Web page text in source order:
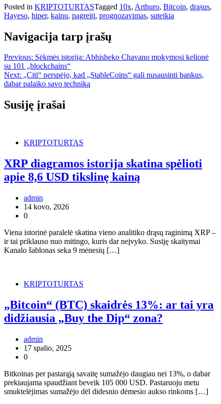
Posted in KRIPTOTURTASTagged 10x, Arthuro, Bitcoin, drąsus,
Hayeso, hiper, kainų, pagreitį, prognozavimas, suteikia
Navigacija tarp įrašų
Previous: Sėkmės istorija: Abhisheko Chavano mokymosi kelionė
su 101 „blockchains“
Next: „Citi“ perspėjo, kad „StableCoins“ gali nusausinti bankus,
dabar palaiko savo techniką
Susiję įrašai
KRIPTOTURTAS
XRP diagramos istorija skatina spėlioti
apie 8,6 USD tikslinę kainą
admin
14 kovo, 2026
0
Viena istorinė paralelė skatina vieno analitiko drąsų raginimą XRP –
ir tai priklauso nuo mitingo, kuris dar neįvyko. Susiję skaitymai
Kanalo šablonas seka 9 mėnesių […]
KRIPTOTURTAS
„Bitcoin“ (BTC) skaidrės 13%: ar tai yra
didžiausia „Buy the Dip“ zona?
admin
17 spalio, 2025
0
Bitkoinas per pastarąją savaitę sumažėjo daugiau nei 13%, o dabar
prekiaujama spaudžiant beveik 105 000 USD. Pastaruoju metu
smuktelėjimas sumažėjo dėl didesnio dėmesio aukso rinkoms […]